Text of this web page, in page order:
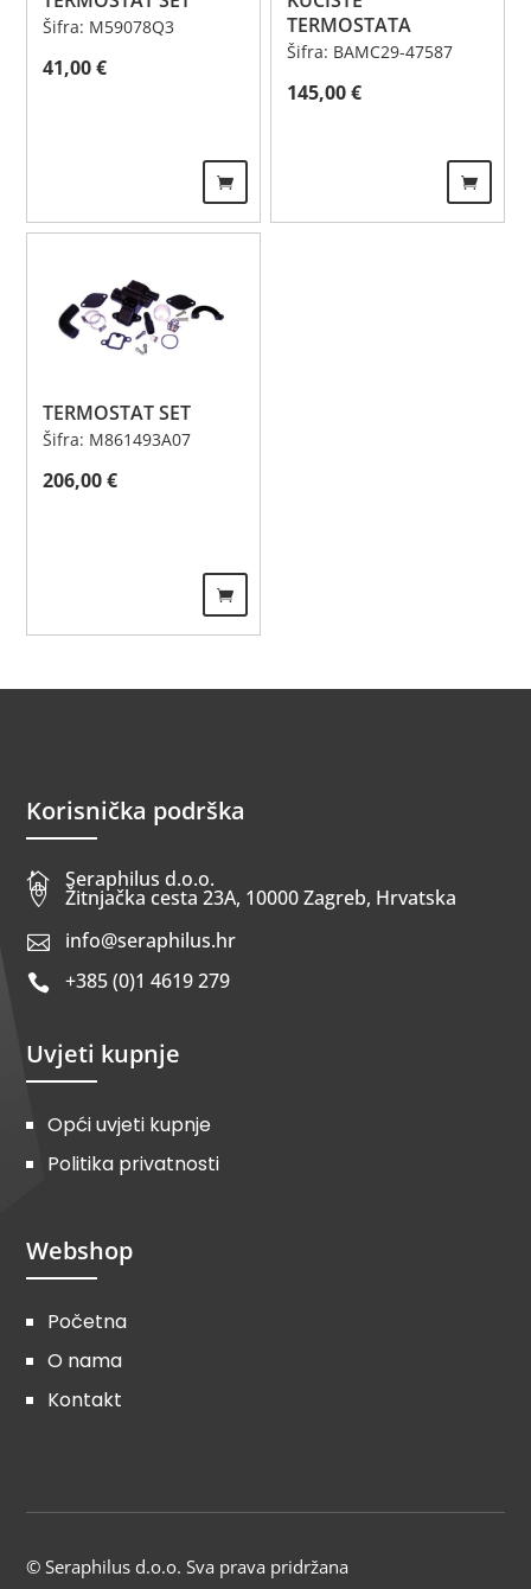
Šifra: M59078Q3
41,00€
TERMOSTATA
Šifra: BAMC29-47587
145,00€
TERMOSTAT SET
Šifra: M861493A07
206,00€
Korisnička podrška
 Seraphilus d.o.o.
 Žitnjačka cesta 23A, 10000 Zagreb, Hrvatska
 info@seraphilus.hr
 +385 (0)1 4619 279
Uvjeti kupnje
Opći uvjeti kupnje
Politika privatnosti
Webshop
Početna
O nama
Kontakt
© Seraphilus d.o.o. Sva prava pridržana